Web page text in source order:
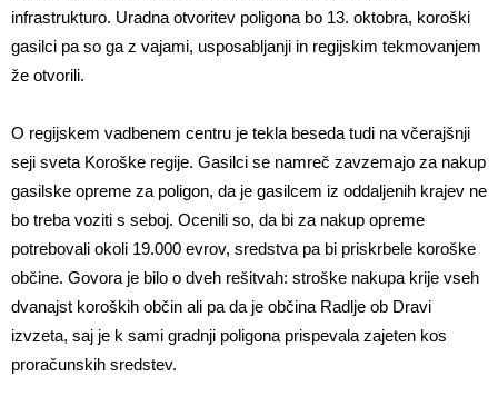
infrastrukturo. Uradna otvoritev poligona bo 13. oktobra, koroški
gasilci pa so ga z vajami, usposabljanji in regijskim tekmovanjem
že otvorili.
O regijskem vadbenem centru je tekla beseda tudi na včerajšnji
seji sveta Koroške regije. Gasilci se namreč zavzemajo za nakup
gasilske opreme za poligon, da je gasilcem iz oddaljenih krajev ne
bo treba voziti s seboj. Ocenili so, da bi za nakup opreme
potrebovali okoli 19.000 evrov, sredstva pa bi priskrbele koroške
občine. Govora je bilo o dveh rešitvah: stroške nakupa krije vseh
dvanajst koroških občin ali pa da je občina Radlje ob Dravi
izvzeta, saj je k sami gradnji poligona prispevala zajeten kos
proračunskih sredstev.